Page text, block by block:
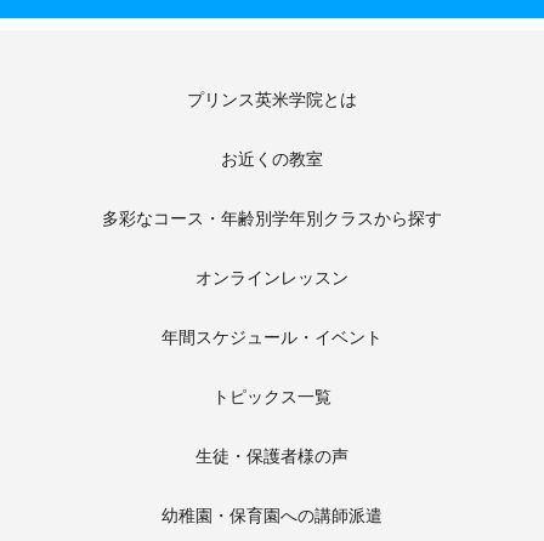
プリンス英米学院とは
お近くの教室
多彩なコース・年齢別学年別クラスから探す
オンラインレッスン
年間スケジュール・イベント
トピックス一覧
生徒・保護者様の声
幼稚園・保育園への講師派遣